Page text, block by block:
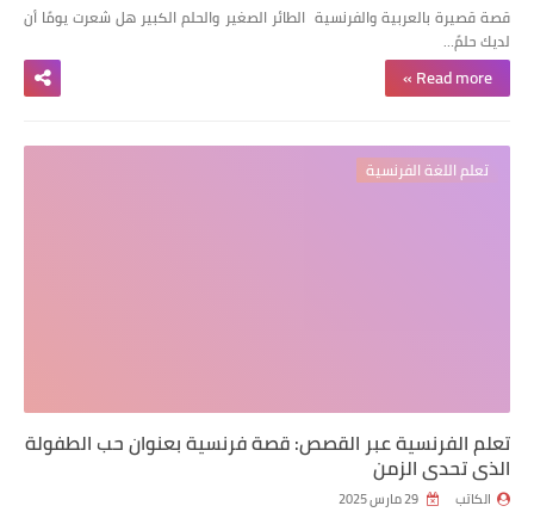
قصة قصيرة بالعربية والفرنسية الطائر الصغير والحلم الكبير هل شعرت يومًا أن
لديك حلمً…
Read more »
تعلم اللغة الفرنسية
تعلم الفرنسية عبر القصص: قصة فرنسية بعنوان حب الطفولة
الذي تحدى الزمن
الكاتب